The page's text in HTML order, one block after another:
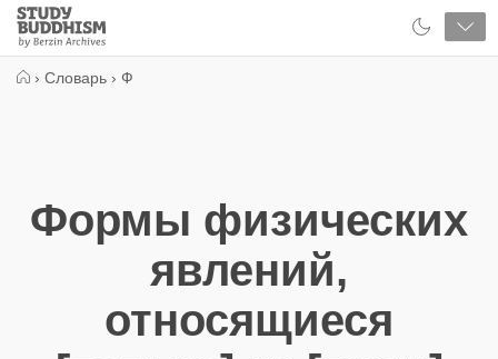
Close
Study
Buddhism
› Словарь › Ф
Формы физических
явлений,
относящиеся